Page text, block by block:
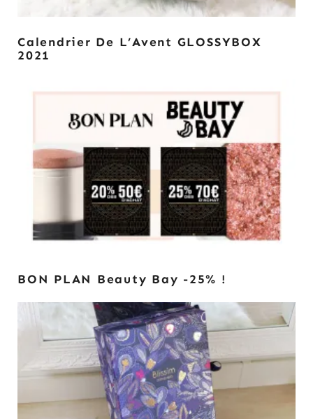
Calendrier De L’Avent GLOSSYBOX
2021
BON PLAN Beauty Bay -25% !